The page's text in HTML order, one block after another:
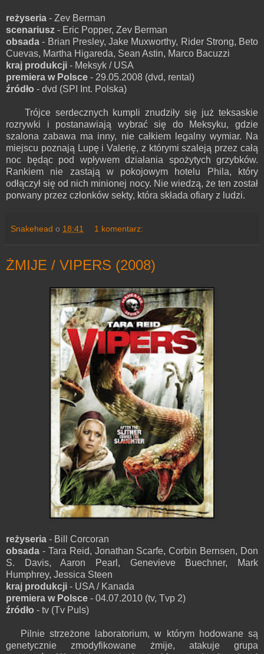
reżyseria - Zev Berman
scenariusz - Eric Popper, Zev Berman
obsada - Brian Presley, Jake Muxworthy, Rider Strong, Beto
Cuevas, Martha Higareda, Sean Astin, Marco Bacuzzi
kraj produkcji - Meksyk / USA
premiera w Polsce - 29.05.2008 (dvd, rental)
źródło - dvd (SPI Int. Polska)
Trójce serdecznych kumpli znudziły się już teksaskie
rozrywki i postanawiają wybrać się do Meksyku, gdzie
szalona zabawa ma inny, nie całkiem legalny wymiar. Na
miejscu poznają Lupę i Valerię, z którymi szaleją przez całą
noc będąc pod wpływem działania spożytych grzybków.
Rankiem nie zastają w pokojowym hotelu Phila, który
odłączył się od nich minionej nocy. Nie wiedzą, że ten został
porwany przez członków sekty, która składa ofiary z ludzi.
Snakehead o 18:41 1 komentarz:
ŻMIJE / VIPERS (2008)
reżyseria - Bill Corcoran
obsada - Tara Reid, Jonathan Scarfe, Corbin Bernsen, Don
S. Davis, Aaron Pearl, Genevieve Buechner, Mark
Humphrey, Jessica Steen
kraj produkcji - USA / Kanada
premiera w Polsce - 04.07.2010 (tv, Tvp 2)
źródło - tv (Tv Puls)
Pilnie strzeżone laboratorium, w którym hodowane są
genetycznie zmodyfikowane żmije, atakuje grupa